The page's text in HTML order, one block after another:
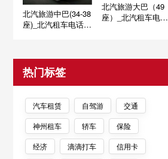
北汽旅游中巴(34-38
座)_北汽租车电话 -
北汽旅游大巴（49
座）_北汽租车电话
热门标签
汽车租赁 自驾游
交通
神州租车
轿车
保险
经济
滴滴打车
信用卡